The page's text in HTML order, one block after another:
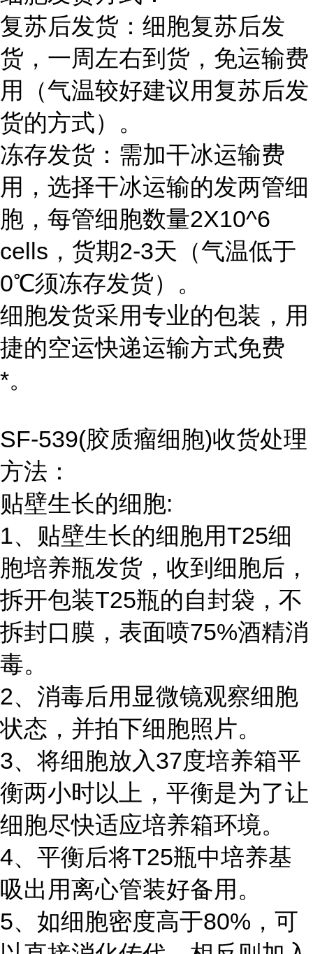
复苏后发货：细胞复苏后发
货，一周左右到货，免运输费
用（气温较好建议用复苏后发
货的方式）。
冻存发货：需加干冰运输费
用，选择干冰运输的发两管细
胞，每管细胞数量2X10^6
cells，货期2-3天（气温低于
0℃须冻存发货）。
细胞发货采用专业的包装，用
捷的空运快递运输方式免费
*。
SF-539(胶质瘤细胞)收货处理
方法：
贴壁生长的细胞:
1、贴壁生长的细胞用T25细
胞培养瓶发货，收到细胞后，
拆开包装T25瓶的自封袋，不
拆封口膜，表面喷75%酒精消
毒。
2、消毒后用显微镜观察细胞
状态，并拍下细胞照片。
3、将细胞放入37度培养箱平
衡两小时以上，平衡是为了让
细胞尽快适应培养箱环境。
4、平衡后将T25瓶中培养基
吸出用离心管装好备用。
5、如细胞密度高于80%，可